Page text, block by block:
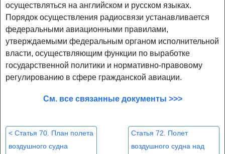
осуществляться на английском и русском языках.
Порядок осуществления радиосвязи устанавливается
федеральными авиационными правилами,
утверждаемыми федеральным органом исполнительной
власти, осуществляющим функции по выработке
государственной политики и нормативно-правовому
регулированию в сфере гражданской авиации.
См. все связанные документы >>>
< Статья 70. План полета
воздушного судна
Статья 72. Полет
воздушного судна над